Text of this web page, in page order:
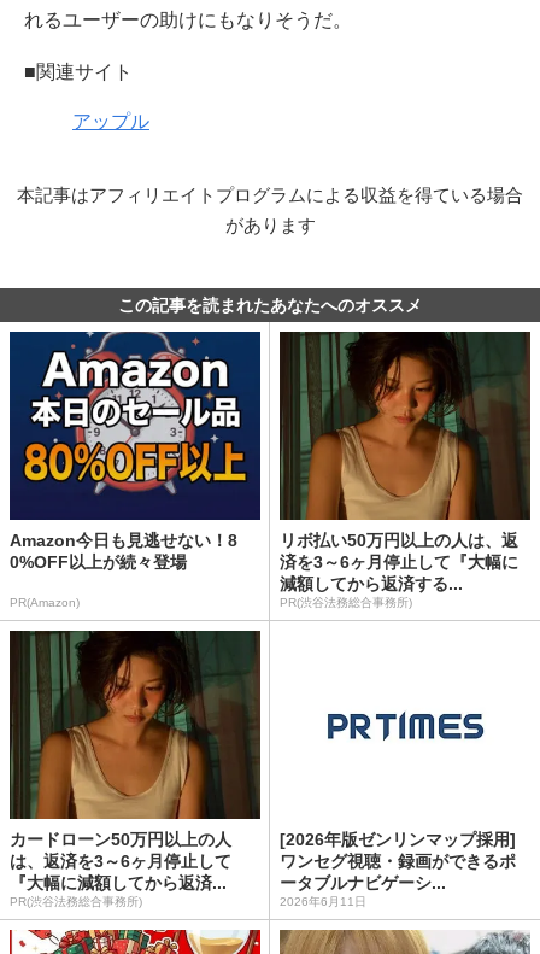
れるユーザーの助けにもなりそうだ。
■関連サイト
アップル
本記事はアフィリエイトプログラムによる収益を得ている場合
があります
この記事を読まれたあなたへのオススメ
Amazon今日も見逃せない！8
0%OFF以上が続々登場
PR(Amazon)
リボ払い50万円以上の人は、返
済を3～6ヶ月停止して『大幅に
減額してから返済する...
PR(渋谷法務総合事務所)
カードローン50万円以上の人
は、返済を3～6ヶ月停止して
『大幅に減額してから返済...
PR(渋谷法務総合事務所)
[2026年版ゼンリンマップ採用]
ワンセグ視聴・録画ができるポ
ータブルナビゲーシ...
2026年6月11日